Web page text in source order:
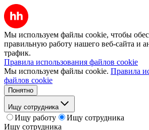
Мы используем файлы cookie, чтобы
правильную работу нашего веб-сайта и
трафик.
Правила использования файлов cookie
Мы используем файлы cookie. Правила
файлов cookie
Понятно
Ищу сотрудника
Ищу работу
Ищу сотрудника
Ищу сотрудника